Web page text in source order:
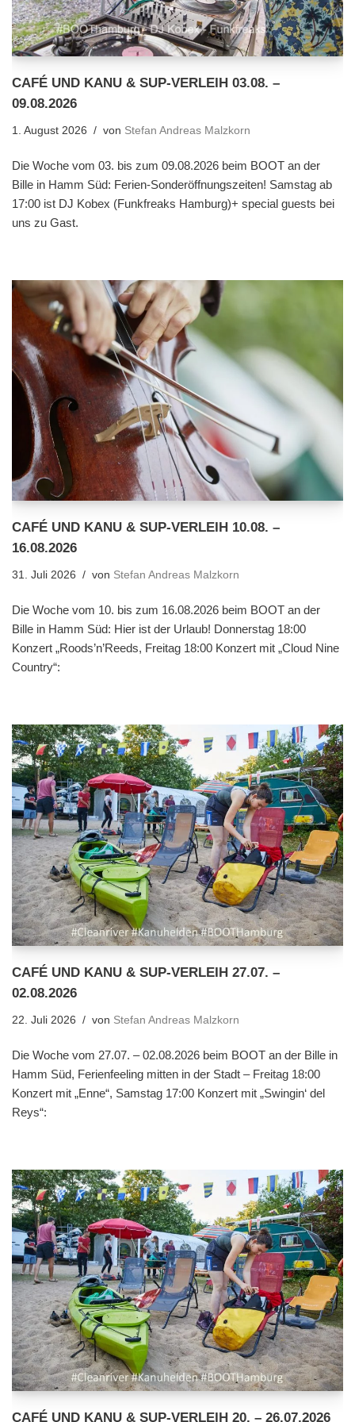
CAFÉ UND KANU & SUP-VERLEIH 03.08. –
09.08.2026
1. August 2026 von Stefan Andreas Malzkorn
Die Woche vom 03. bis zum 09.08.2026 beim BOOT an der
Bille in Hamm Süd: Ferien-Sonderöffnungszeiten! Samstag ab
17:00 ist DJ Kobex (Funkfreaks Hamburg)+ special guests bei
uns zu Gast.
CAFÉ UND KANU & SUP-VERLEIH 10.08. –
16.08.2026
31. Juli 2026 von Stefan Andreas Malzkorn
Die Woche vom 10. bis zum 16.08.2026 beim BOOT an der
Bille in Hamm Süd: Hier ist der Urlaub! Donnerstag 18:00
Konzert „Roods’n’Reeds, Freitag 18:00 Konzert mit „Cloud Nine
Country“:
CAFÉ UND KANU & SUP-VERLEIH 27.07. –
02.08.2026
22. Juli 2026 von Stefan Andreas Malzkorn
Die Woche vom 27.07. – 02.08.2026 beim BOOT an der Bille in
Hamm Süd, Ferienfeeling mitten in der Stadt – Freitag 18:00
Konzert mit „Enne“, Samstag 17:00 Konzert mit „Swingin‘ del
Reys“:
CAFÉ UND KANU & SUP-VERLEIH 20. – 26.07.2026